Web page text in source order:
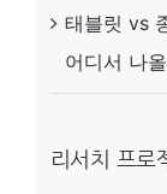
태블릿 vs
어디서 나
리서치 프로